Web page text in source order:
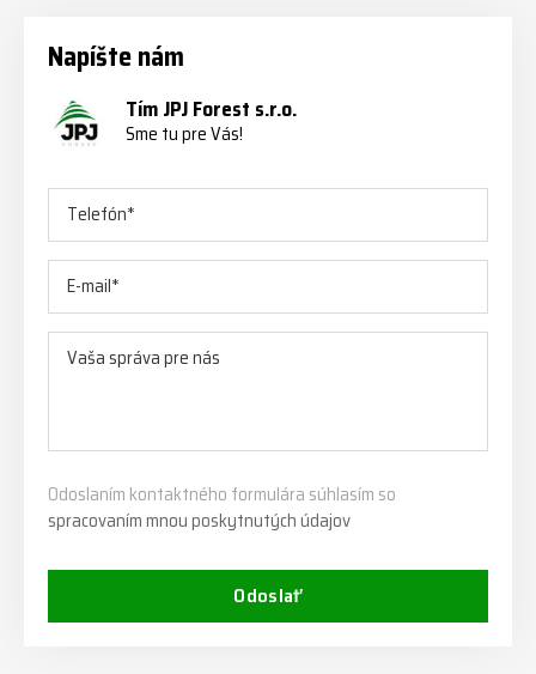
Napíšte nám
Tím JPJ Forest s.r.o.
Sme tu pre Vás!
Odoslaním kontaktného formulára súhlasím so
spracovaním mnou poskytnutých údajov
Odoslať